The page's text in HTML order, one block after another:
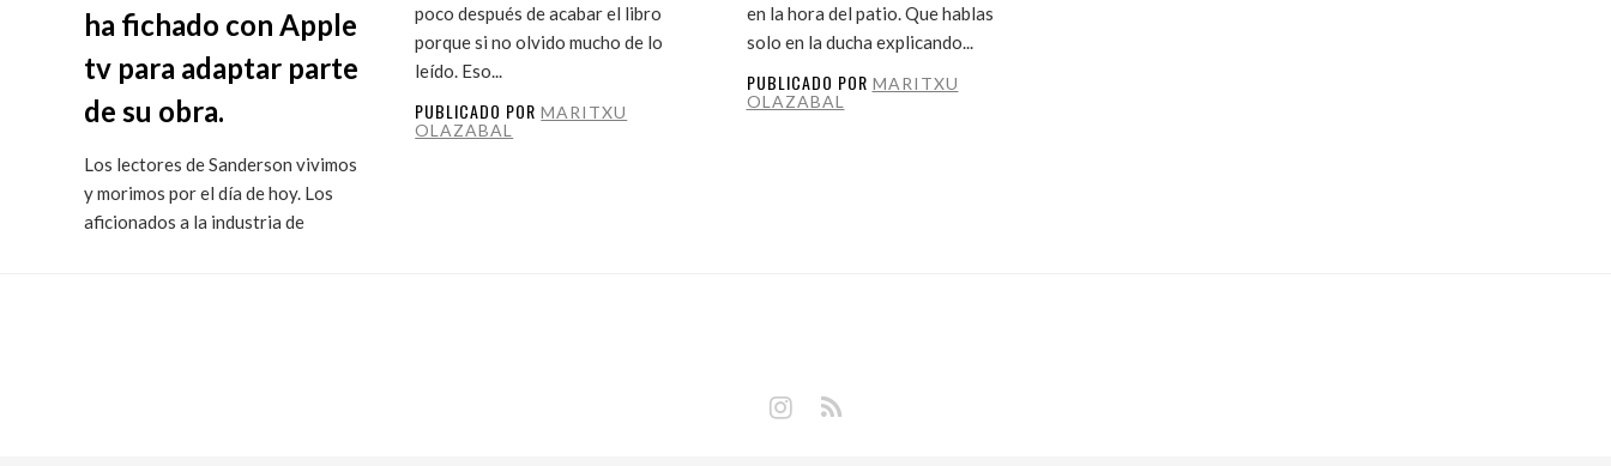
ha fichado con Apple
tv para adaptar parte
de su obra.
Los lectores de Sanderson vivimos
y morimos por el día de hoy. Los
aficionados a la industria de
poco después de acabar el libro
porque si no olvido mucho de lo
leído. Eso...
PUBLICADO PORMARITXU
OLAZABAL
en la hora del patio. Que hablas
solo en la ducha explicando...
PUBLICADO POR MARITXU
OLAZABAL